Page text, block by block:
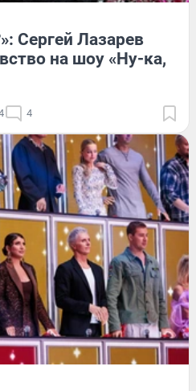
Сергей Лазарев
на шоу «Ну-ка,
4